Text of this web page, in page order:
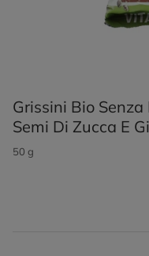
Grissini Bio
Semi Di Zucca E
50 g